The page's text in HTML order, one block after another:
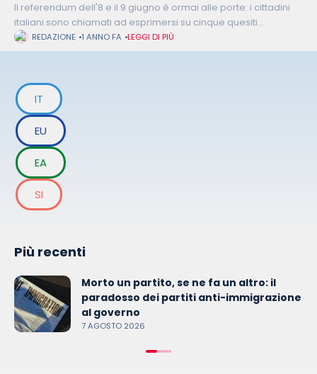
Il referendum dell'8 e il 9 giugno è ormai alle porte: i cittadini
italiani sono chiamati ad esprimersi su cinque quesiti
referendari abrogativi, quattro dei quali riguardano il lavoro e
REDAZIONE 1 ANNO FA LEGGI DI PIÙ
IT
EU
EA
SI
Più recenti
Morto un partito, se ne fa un altro: il
paradosso dei partiti anti-immigrazione
al governo
7 AGOSTO 2026